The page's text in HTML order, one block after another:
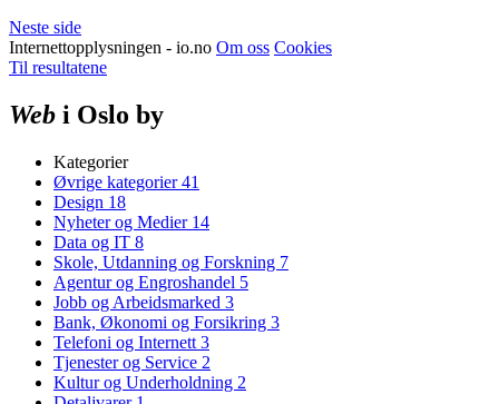
Neste side
Internettopplysningen - io.no Om oss Cookies
Til resultatene
Web i Oslo by
Kategorier
Øvrige kategorier41
Design 18
Nyheter og Medier 14
Data og IT 8
Skole, Utdanning og Forskning 7
Agentur og Engroshandel 5
Jobb og Arbeidsmarked 3
Bank, Økonomi og Forsikring 3
Telefoni og Internett 3
Tjenester og Service 2
Kultur og Underholdning 2